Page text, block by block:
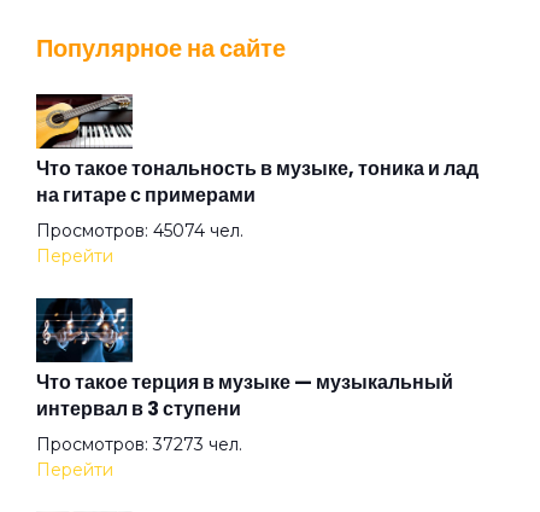
Грачи
Двое
Добрые дела
Дождь
Популярное на сайте
Что такое тональность в музыке, тоника и лад
на гитаре с примерами
Просмотров: 45074 чел.
Перейти
Что такое терция в музыке — музыкальный
интервал в 3 ступени
Просмотров: 37273 чел.
Перейти